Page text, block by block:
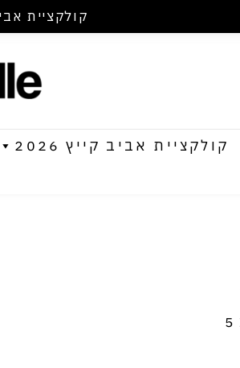
קולקציית אביב קייץ
קולקציית אביב קייץ 2026